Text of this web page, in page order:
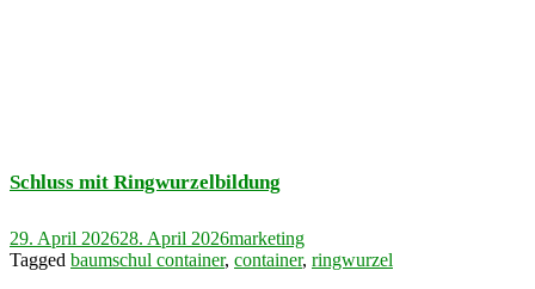
Schluss mit Ringwurzelbildung
29. April 202628. April 2026marketing
Tagged baumschul container, container, ringwurzel